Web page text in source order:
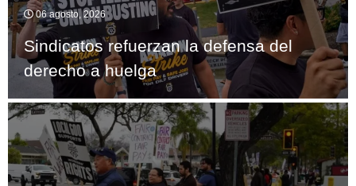
06 agosto, 2026
Sindicatos refuerzan la defensa del
derecho a huelga